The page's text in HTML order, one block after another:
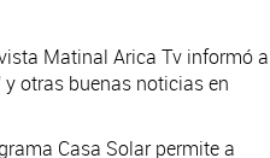
Matinal Arica Tv informó a
otras buenas noticias en
Casa Solar permite a